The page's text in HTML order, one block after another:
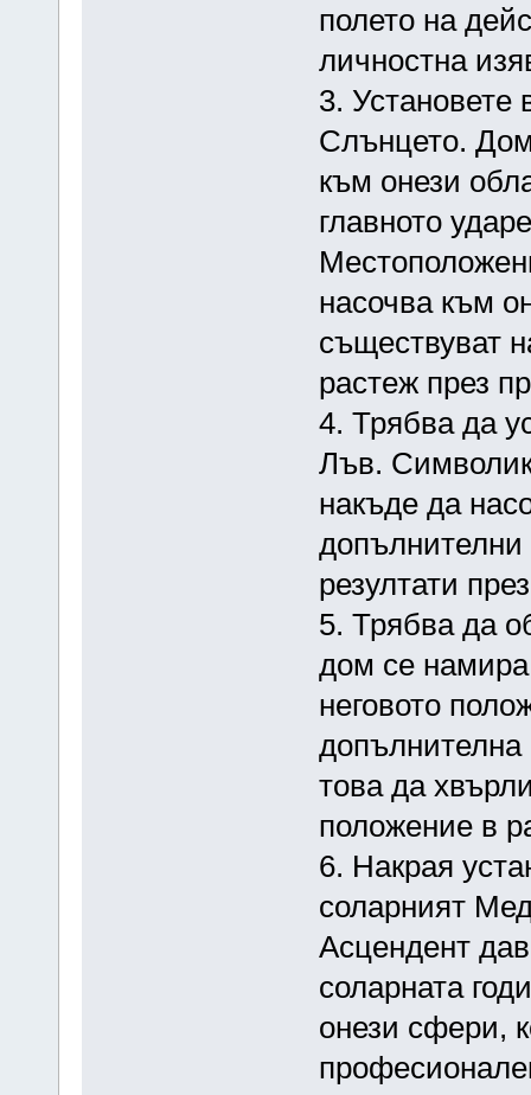
полето на
личностна
3. Установете
Слънцето.
към онези
главното
насочва към
съществуват
растеж през
4. Трябва да
Лъв.
накъде да
резултати
5. Трябва да
дом се
неговото
това да
положение в
6. Накрая
соларният
Асцендент
соларната
онези сфери,